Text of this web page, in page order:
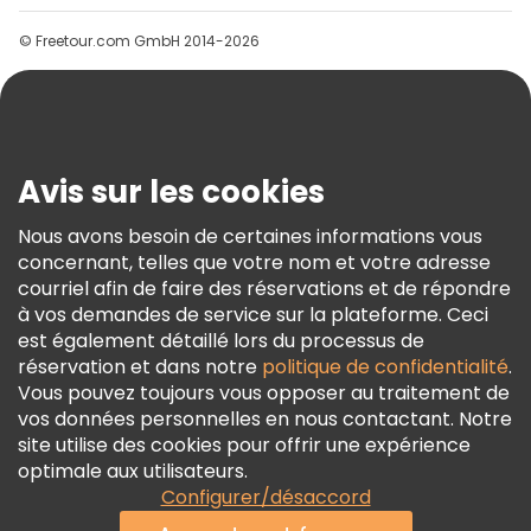
Groupes
Aide
Conditions Générales Et Mentions Légales
Politique En Matière De Cookies
Freetour Prix
Programme De Fidélité
© Freetour.com GmbH 2014-2026
Avis sur les cookies
Nous avons besoin de certaines informations vous
concernant, telles que votre nom et votre adresse
courriel afin de faire des réservations et de répondre
à vos demandes de service sur la plateforme. Ceci
est également détaillé lors du processus de
réservation et dans notre politique de confidentialité.
Vous pouvez toujours vous opposer au traitement de
vos données personnelles en nous contactant. Notre
site utilise des cookies pour offrir une expérience
optimale aux utilisateurs.
Configurer/désaccord